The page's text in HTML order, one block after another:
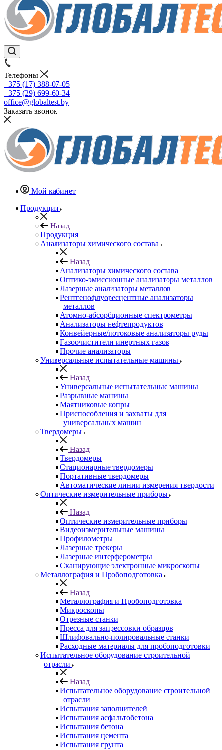
Телефоны
+375 (17) 388-07-05
+375 (29) 699-60-34
office@globaltest.by
Заказать звонок
Мой кабинет
Продукция
Назад
Продукция
Анализаторы химического состава
Назад
Анализаторы химического состава
Оптико-эмиссионные анализаторы металлов
Лазерные анализаторы металлов
Рентгенофлуоресцентные анализаторы
металлов
Атомно-абсорбционные спектрометры
Анализаторы нефтепродуктов
Конвейерные/потоковые анализаторы руды
Газоочистители инертных газов
Прочие анализаторы
Универсальные испытательные машины
Назад
Универсальные испытательные машины
Разрывные машины
Маятниковые копры
Приспособления и захваты для
универсальных машин
Твердомеры
Назад
Твердомеры
Стационарные твердомеры
Портативные твердомеры
Автоматические линии измерения твердости
Оптические измерительные приборы
Назад
Оптические измерительные приборы
Видеоизмерительные машины
Профилометры
Лазерные трекеры
Лазерные интерферометры
Сканирующие электронные микроскопы
Металлография и Пробоподготовка
Назад
Металлография и Пробоподготовка
Микроскопы
Отрезные станки
Пресса для запрессовки образцов
Шлифовально-полировальные станки
Расходные материалы для пробоподготовки
Испытательное оборудование строительной
отрасли
Назад
Испытательное оборудование строительной
отрасли
Испытания заполнителей
Испытания асфальтобетона
Испытания бетона
Испытания цемента
Испытания грунта